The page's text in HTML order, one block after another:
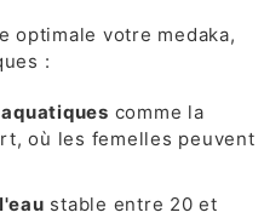
optimale votre medaka,
:
comme la
où les femelles peuvent
stable entre 20 et